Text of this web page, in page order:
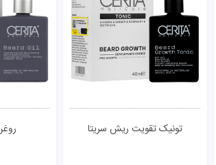
تونیک تقویت ریش سریتا